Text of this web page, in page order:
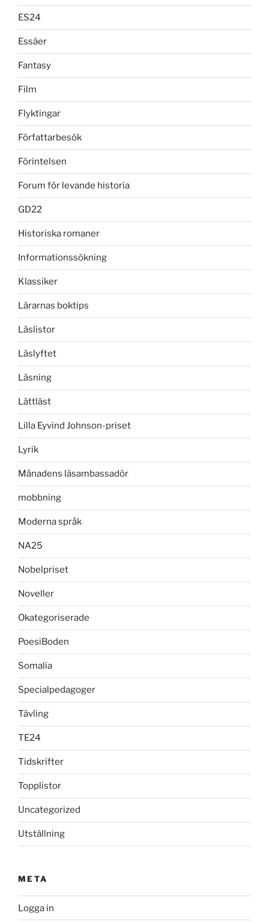
ES24
Essäer
Fantasy
Film
Flyktingar
Författarbesök
Förintelsen
Forum för levande historia
GD22
Historiska romaner
Informationssökning
Klassiker
Lärarnas boktips
Läslistor
Läslyftet
Läsning
Lättläst
Lilla Eyvind Johnson-priset
Lyrik
Månadens läsambassadör
mobbning
Moderna språk
NA25
Nobelpriset
Noveller
Okategoriserade
PoesiBoden
Somalia
Specialpedagoger
Tävling
TE24
Tidskrifter
Topplistor
Uncategorized
Utställning
META
Logga in